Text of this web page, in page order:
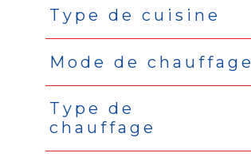
Type de cuisine
Mode de chauffage
Type de
chauffage